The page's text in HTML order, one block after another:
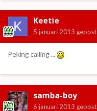
Keetie
5 januari 2013 gepost
Peking calling ...
samba-boy
6 januari 2013 gepost